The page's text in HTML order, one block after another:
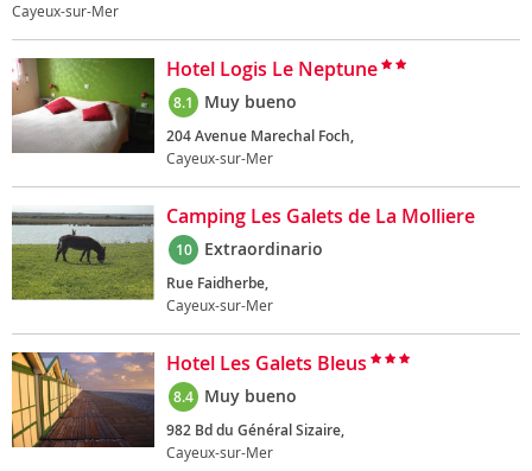
Cayeux-sur-Mer
Hotel Logis Le Neptune
8.1 Muy bueno
204 Avenue Marechal Foch,
Cayeux-sur-Mer
Camping Les Galets de La Molliere
10 Extraordinario
Rue Faidherbe,
Cayeux-sur-Mer
Hotel Les Galets Bleus
8.4 Muy bueno
982 Bd du Général Sizaire,
Cayeux-sur-Mer